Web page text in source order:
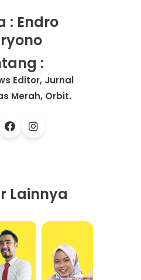
: Endro
:
Editor, Jurnal
Merah, Orbit.
Lainnya